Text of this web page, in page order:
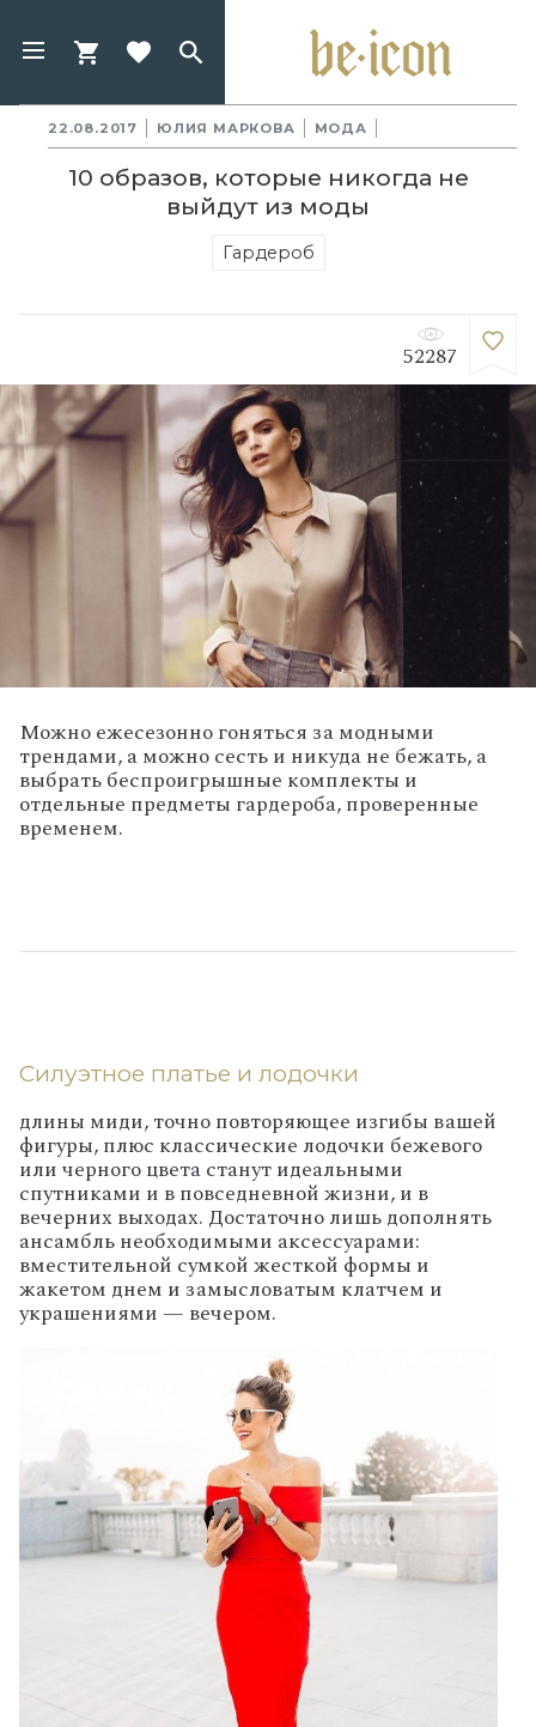
22.08.2017 ЮЛИЯ МАРКОВА МОДА
10 образов, которые никогда не
выйдут из моды
Гардероб
52287
Можно ежесезонно гоняться за модными
трендами, а можно сесть и никуда не бежать, а
выбрать беспроигрышные комплекты и
отдельные предметы гардероба, проверенные
временем.
Силуэтное платье и лодочки
длины миди, точно повторяющее изгибы вашей
фигуры, плюс классические лодочки бежевого
или черного цвета станут идеальными
спутниками и в повседневной жизни, и в
вечерних выходах. Достаточно лишь дополнять
ансамбль необходимыми аксессуарами:
вместительной сумкой жесткой формы и
жакетом днем и замысловатым клатчем и
украшениями — вечером.